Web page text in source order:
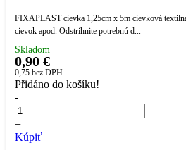
FIXAPLAST cievka 1,25cm x 5m cievková
cievok apod. Odstrihnite potrebnú d...
Skladom
0,90 €
0,75 bez DPH
Přidáno do košíku!
-
+
Kúpiť